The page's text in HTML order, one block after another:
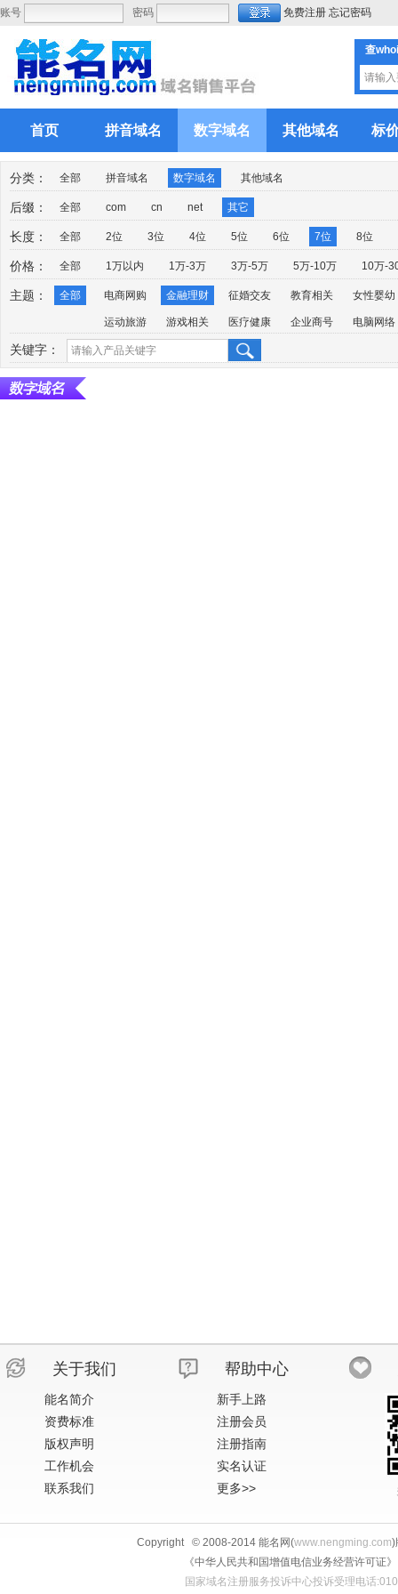
账号 密码 免费注册 忘记密码
查
首页 拼音域名 数字域名 其他域名 标
分类： 全部 拼音域名 数字域名 其他域名
后缀： 全部 com cn net 其它
长度： 全部 2位 3位 4位 5位 6位 7位 8位
价格： 全部 1万以内 1万-3万 3万-5万 5万-10万 10万-
主题： 全部 电商网购 金融理财 征婚交友 教育相关 女性婴幼
运动旅游 游戏相关 医疗健康 企业商号 电脑网络
关键字：
关于我们
能名简介
资费标准
版权声明
工作机会
联系我们
帮助中心
新手上路
注册会员
注册指南
实名认证
更多>>
Copyright © 2008-2014 能名网(www.nengming.com)
《中华人民共和国增值电信业务经营许可
国家域名注册服务投诉中心投诉受理电话